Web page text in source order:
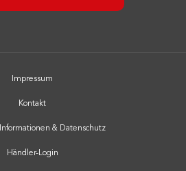
Impressum
Kontakt
& Datenschutz
Händler-Login